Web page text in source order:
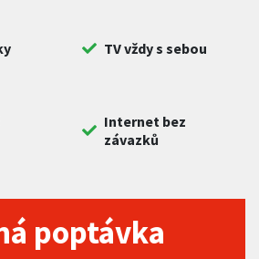
TV vždy s sebou
Internet bez
závazků
poptávka